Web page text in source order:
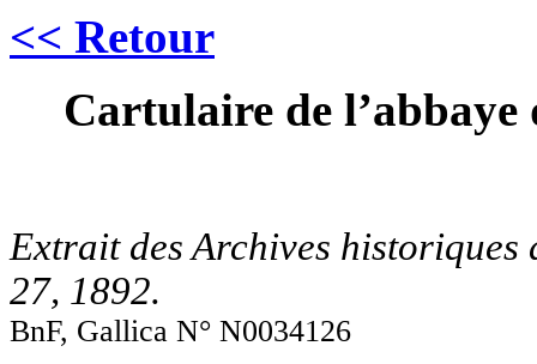
<< Retour
Cartulaire de
Extrait des Archives historiques
27, 1892.
BnF, Gallica N° N0034126